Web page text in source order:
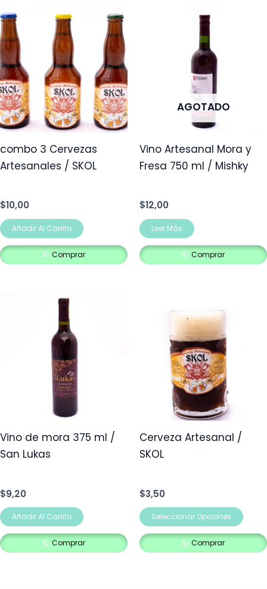
combo 3 Cervezas
Artesanales / SKOL
$10,00
Añadir Al Carrito
Comprar
AGOTADO
Vino Artesanal Mora y
Fresa 750 ml / Mishky
$12,00
Leer Más
Comprar
Vino de mora 375 ml /
San Lukas
$9,20
Añadir Al Carrito
Comprar
Cerveza Artesanal /
SKOL
$3,50
Seleccionar Opciones
de
Comprar